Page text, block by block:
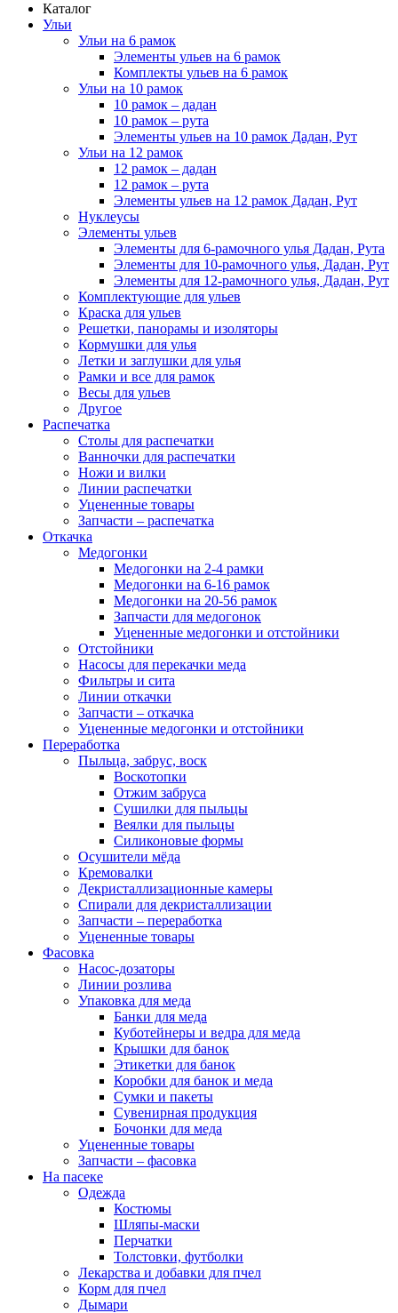
Каталог
Ульи
Ульи на 6 рамок
Элементы ульев на 6 рамок
Комплекты ульев на 6 рамок
Ульи на 10 рамок
10 рамок – дадан
10 рамок – рута
Элементы ульев на 10 рамок Дадан, Рут
Ульи на 12 рамок
12 рамок – дадан
12 рамок – рута
Элементы ульев на 12 рамок Дадан, Рут
Нуклеусы
Элементы ульев
Элементы для 6-рамочного улья Дадан, Рута
Элементы для 10-рамочного улья, Дадан, Рут
Элементы для 12-рамочного улья, Дадан, Рут
Комплектующие для ульев
Краска для ульев
Решетки, панорамы и изоляторы
Кормушки для улья
Летки и заглушки для улья
Рамки и все для рамок
Весы для ульев
Другое
Распечатка
Столы для распечатки
Ванночки для распечатки
Ножи и вилки
Линии распечатки
Уцененные товары
Запчасти – распечатка
Откачка
Медогонки
Медогонки на 2-4 рамки
Медогонки на 6-16 рамок
Медогонки на 20-56 рамок
Запчасти для медогонок
Уцененные медогонки и отстойники
Отстойники
Насосы для перекачки меда
Фильтры и сита
Линии откачки
Запчасти – откачка
Уцененные медогонки и отстойники
Переработка
Пыльца, забрус, воск
Воскотопки
Отжим забруса
Сушилки для пыльцы
Веялки для пыльцы
Силиконовые формы
Осушители мёда
Кремовалки
Декристаллизационные камеры
Спирали для декристаллизации
Запчасти – переработка
Уцененные товары
Фасовка
Насос-дозаторы
Линии розлива
Упаковка для меда
Банки для меда
Куботейнеры и ведра для меда
Крышки для банок
Этикетки для банок
Коробки для банок и меда
Сумки и пакеты
Сувенирная продукция
Бочонки для меда
Уцененные товары
Запчасти – фасовка
На пасеке
Одежда
Костюмы
Шляпы-маски
Перчатки
Толстовки, футболки
Лекарства и добавки для пчел
Корм для пчел
Дымари